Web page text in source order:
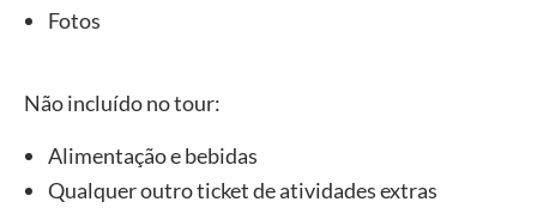
Fotos
Não incluído no tour:
Alimentação e bebidas
Qualquer outro ticket de atividades extras